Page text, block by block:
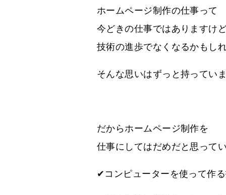
ホームページ制作の仕事って
今どきの仕事ではありますけ
技術の進歩でなくなるかもしれ
そんな思いはずっと持っていま
だからホームページ制作を
仕事にしてはだめだと思って
✔コンピューターを使って作